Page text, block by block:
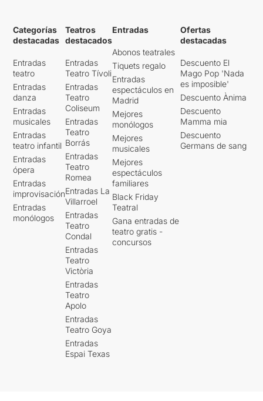
Categorías
destacadas
Entradas
teatro
Entradas
danza
Entradas
musicales
Entradas
teatro infantil
Entradas
ópera
Entradas
improvisación
Entradas
monólogos
Teatros
destacados
Entradas
Teatro Tívoli
Entradas
Teatro
Coliseum
Entradas
Teatro
Borrás
Entradas
Teatro
Romea
Entradas La
Villarroel
Entradas
Teatro
Condal
Entradas
Teatro
Victòria
Entradas
Teatro
Apolo
Entradas
Teatro Goya
Entradas
Espai Texas
Entradas
Abonos teatrales
Tiquets regalo
Entradas
espectáculos en
Madrid
Mejores
monólogos
Mejores
musicales
Mejores
espectáculos
familiares
Black Friday
Teatral
Gana entradas de
teatro gratis -
concursos
Ofertas
destacadas
Descuento El
Mago Pop 'Nada
es imposible'
Descuento Ànima
Descuento
Mamma mia
Descuento
Germans de sang